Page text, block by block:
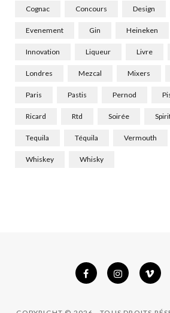
Cognac Concours Design
Evenement Gin Heineken
Innovation Liqueur Livre
Londres Mezcal Mixers
Paris Pastis Pernod
Ricard Rtd Soirée
Tequila Téquila Vermouth
Whiskey Whisky